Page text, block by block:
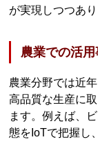
が実現しつつあり
農業での活用
農業分野では近
高品質な生産に
ます。例えば、
態をIoTで把握し